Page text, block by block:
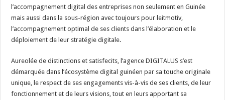
l’accompagnement digital des entreprises non seulement en Guinée
mais aussi dans la sous-région avec toujours pour leitmotiv,
l’accompagnement optimal de ses clients dans l’élaboration et le
déploiement de leur stratégie digitale.
Aureolée de distinctions et satisfecits, l’agence DIGITALUS s’est
démarquée dans l’écosystème digital guinéen par sa touche originale
unique, le respect de ses engagements vis-à-vis de ses clients, de leur
fonctionnement et de leurs visions, tout en leurs apportant sa